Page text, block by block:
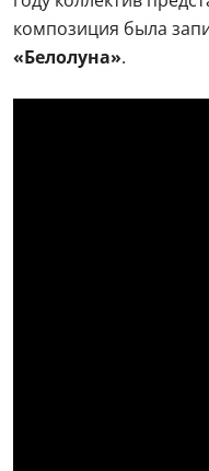
композиция была
«Белолуна».